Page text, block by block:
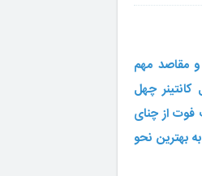
و مقاصد مهم
چهل
فوت از چنای
بهترین نحو